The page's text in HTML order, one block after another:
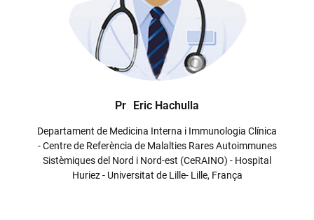
Pr Eric Hachulla
Departament de Medicina Interna i Immunologia Clínica
- Centre de Referència de Malalties Rares Autoimmunes
Sistèmiques del Nord i Nord-est (CeRAINO) - Hospital
Huriez - Universitat de Lille- Lille, França